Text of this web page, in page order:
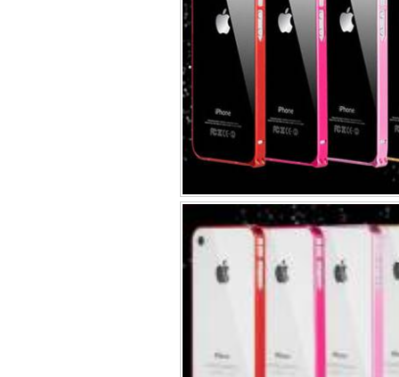
Bao da